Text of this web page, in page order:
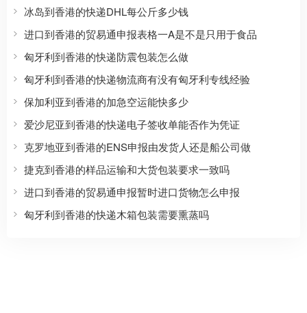
冰岛到香港的快递DHL每公斤多少钱
进口到香港的贸易通申报表格一A是不是只用于食品
匈牙利到香港的快递防震包装怎么做
匈牙利到香港的快递物流商有没有匈牙利专线经验
保加利亚到香港的加急空运能快多少
爱沙尼亚到香港的快递电子签收单能否作为凭证
克罗地亚到香港的ENS申报由发货人还是船公司做
捷克到香港的样品运输和大货包装要求一致吗
进口到香港的贸易通申报暂时进口货物怎么申报
匈牙利到香港的快递木箱包装需要熏蒸吗